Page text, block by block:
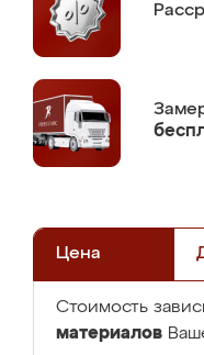
Цена
Стоимость
материалов